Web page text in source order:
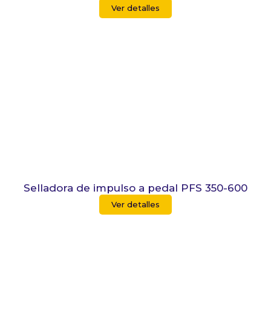
Ver detalles
Selladora de impulso a pedal PFS 350-600
Ver detalles